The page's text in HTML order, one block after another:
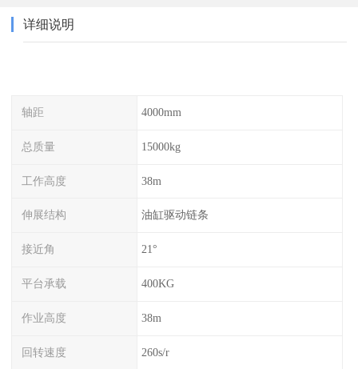
详细说明
轴距 4000mm
总质量 15000kg
工作高度 38m
伸展结构 油缸驱动链条
接近角 21°
平台承载 400KG
作业高度 38m
回转速度 260s/r